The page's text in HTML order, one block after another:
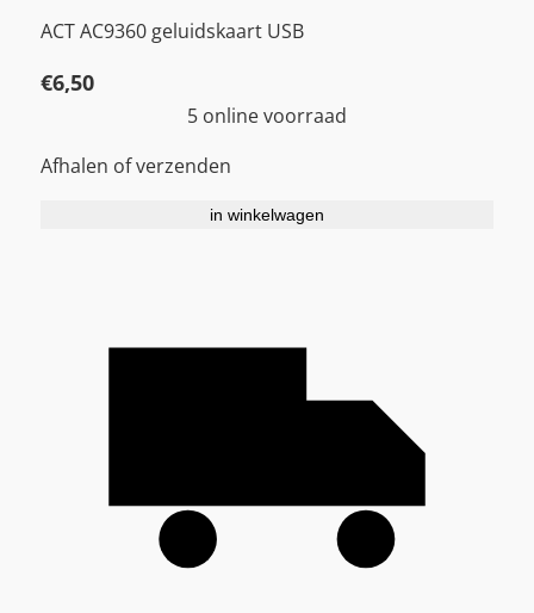
ACT AC9360 geluidskaart USB
€6,50
5 online voorraad
Afhalen of verzenden
in winkelwagen